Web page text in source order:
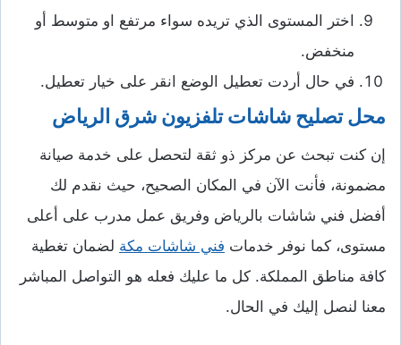
اختر المستوى الذي تريده سواء مرتفع او متوسط أو
منخفض.
في حال أردت تعطيل الوضع انقر على خيار تعطيل.
محل تصليح شاشات تلفزيون شرق الرياض
إن كنت تبحث عن مركز ذو ثقة لتحصل على خدمة صيانة
مضمونة، فأنت الآن في المكان الصحيح، حيث نقدم لك
أفضل فني شاشات بالرياض وفريق عمل مدرب على أعلى
مستوى، كما نوفر خدمات فني شاشات مكة لضمان تغطية
كافة مناطق المملكة. كل ما عليك فعله هو التواصل المباشر
معنا لنصل إليك في الحال.